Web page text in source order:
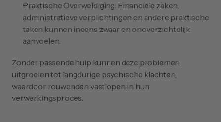
Praktische Overweldiging: Financiële zaken,
administratieve verplichtingen en andere praktische
taken kunnen ineens zwaar en onoverzichtelijk
aanvoelen.
Zonder passende hulp kunnen deze problemen
uitgroeien tot langdurige psychische klachten,
waardoor rouwenden vastlopen in hun
verwerkingsproces.